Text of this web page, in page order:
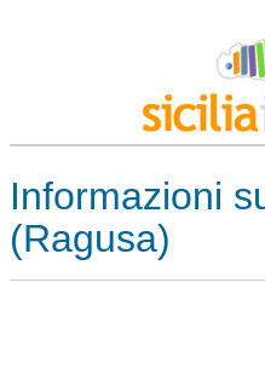
Informazioni
(Ragusa)